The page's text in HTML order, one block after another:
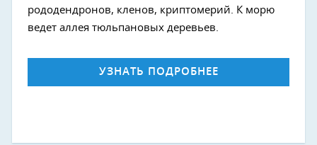
рододендронов, кленов, криптомерий. К морю
ведет аллея тюльпановых деревьев.
УЗНАТЬ ПОДРОБНЕЕ